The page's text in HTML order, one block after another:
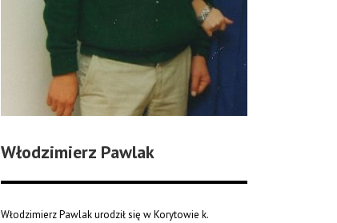
Włodzimierz Pawlak
Włodzimierz Pawlak urodził się w Korytowie k.